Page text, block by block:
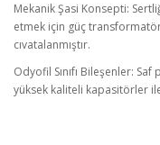
Mekanik Şasi Konsepti:
etmek için güç
cıvatalanmıştır.
Odyofil Sınıfı Bileşenler:
yüksek kaliteli kapasitörler